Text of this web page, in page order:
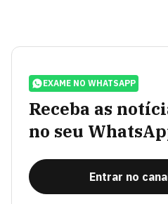
EXAME NO WHATSAPP
Receba as
no seu
Entrar no